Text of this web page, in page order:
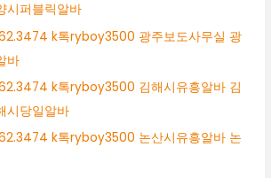
시퍼블릭알바
k톡ryboy3500 광주보도사무실 광
바
k톡ryboy3500 김해시유흥알바 김
시당일알바
k톡ryboy3500 논산시유흥알바 논